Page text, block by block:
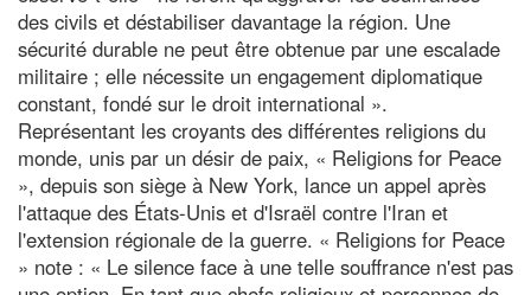
des civils et déstabiliser davantage la région. Une
sécurité durable ne peut être obtenue par une escalade
militaire ; elle nécessite un engagement diplomatique
constant, fondé sur le droit international ».
Représentant les croyants des différentes religions du
monde, unis par un désir de paix, « Religions for Peace
», depuis son siège à New York, lance un appel après
l'attaque des États-Unis et d'Israël contre l'Iran et
l'extension régionale de la guerre. « Religions for Peace
» note : « Le silence face à une telle souffrance n'est pas